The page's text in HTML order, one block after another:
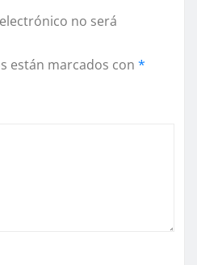
no será
están marcados con *